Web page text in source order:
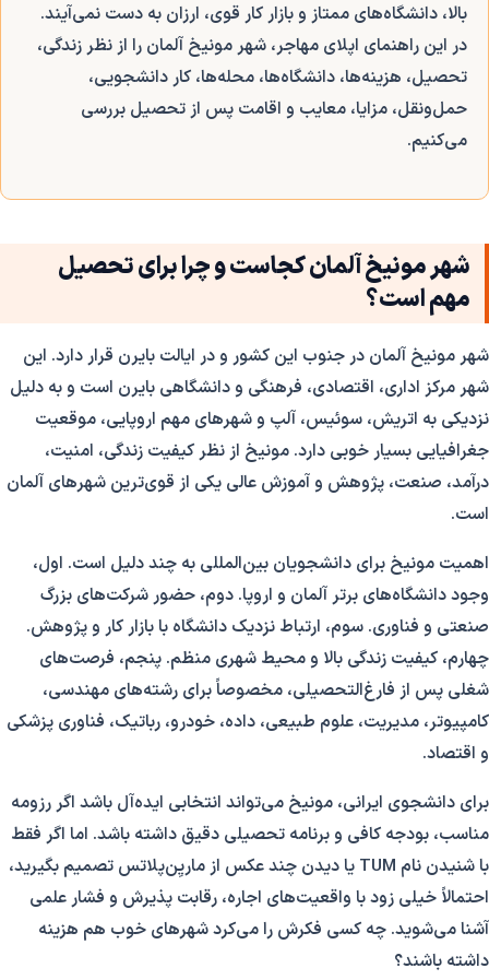
بالا، دانشگاه‌های ممتاز و بازار کار قوی، ارزان به دست نمی‌آیند.
در این راهنمای اپلای مهاجر، شهر مونیخ آلمان را از نظر زندگی،
تحصیل، هزینه‌ها، دانشگاه‌ها، محله‌ها، کار دانشجویی،
حمل‌ونقل، مزایا، معایب و اقامت پس از تحصیل بررسی
می‌کنیم.
شهر مونیخ آلمان کجاست و چرا برای تحصیل
مهم است؟
شهر مونیخ آلمان در جنوب این کشور و در ایالت بایرن قرار دارد. این
شهر مرکز اداری، اقتصادی، فرهنگی و دانشگاهی بایرن است و به دلیل
نزدیکی به اتریش، سوئیس، آلپ و شهرهای مهم اروپایی، موقعیت
جغرافیایی بسیار خوبی دارد. مونیخ از نظر کیفیت زندگی، امنیت،
درآمد، صنعت، پژوهش و آموزش عالی یکی از قوی‌ترین شهرهای آلمان
است.
اهمیت مونیخ برای دانشجویان بین‌المللی به چند دلیل است. اول،
وجود دانشگاه‌های برتر آلمان و اروپا. دوم، حضور شرکت‌های بزرگ
صنعتی و فناوری. سوم، ارتباط نزدیک دانشگاه با بازار کار و پژوهش.
چهارم، کیفیت زندگی بالا و محیط شهری منظم. پنجم، فرصت‌های
شغلی پس از فارغ‌التحصیلی، مخصوصاً برای رشته‌های مهندسی،
کامپیوتر، مدیریت، علوم طبیعی، داده، خودرو، رباتیک، فناوری پزشکی
و اقتصاد.
برای دانشجوی ایرانی، مونیخ می‌تواند انتخابی ایده‌آل باشد اگر رزومه
مناسب، بودجه کافی و برنامه تحصیلی دقیق داشته باشد. اما اگر فقط
با شنیدن نام TUM یا دیدن چند عکس از ماریِن‌پلاتس تصمیم بگیرید،
احتمالاً خیلی زود با واقعیت‌های اجاره، رقابت پذیرش و فشار علمی
آشنا می‌شوید. چه کسی فکرش را می‌کرد شهرهای خوب هم هزینه
داشته باشند؟